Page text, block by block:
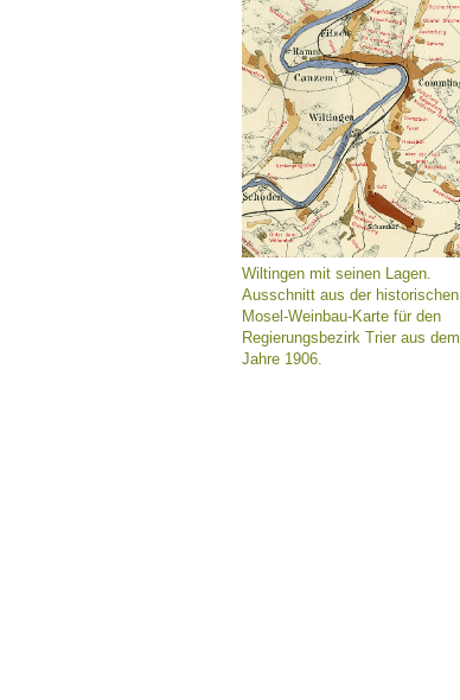
Wiltingen mit seinen Lagen.
Ausschnitt aus der historischen
Mosel-Weinbau-Karte für den
Regierungsbezirk Trier aus dem
Jahre 1906.